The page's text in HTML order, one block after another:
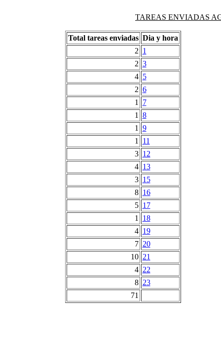
TAREAS ENVIADAS
Total tareas enviadas Dia y hora
2 1
2 3
4 5
2 6
1
7
1
8
1
9
1
11
3 12
4 13
3 15
8 16
5 17
1
18
4 19
7 20
10 21
4 22
8 23
71